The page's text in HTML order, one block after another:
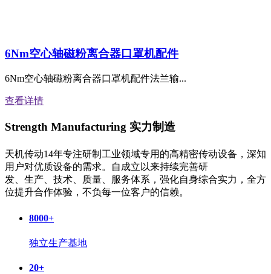
6Nm空心轴磁粉离合器口罩机配件
6Nm空心轴磁粉离合器口罩机配件法兰输...
查看详情
Strength Manufacturing 实力制造
天机传动14年专注研制工业领域专用的高精密传动设备，深知
用户对优质设备的需求。自成立以来持续完善研
发、生产、技术、质量、服务体系，强化自身综合实力，全方
位提升合作体验，不负每一位客户的信赖。
8000+
独立生产基地
20+